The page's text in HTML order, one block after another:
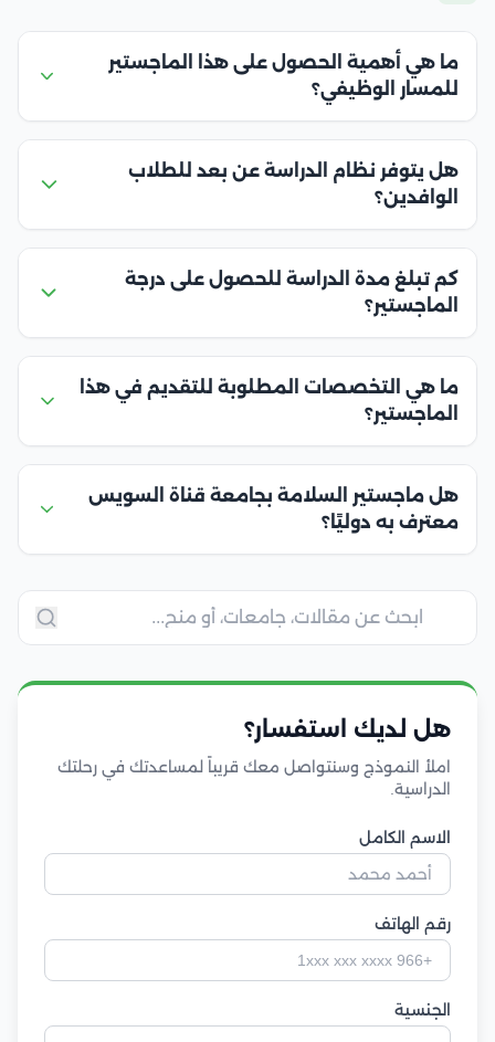
ما هي أهمية الحصول على هذا الماجستير
للمسار الوظيفي؟
هل يتوفر نظام الدراسة عن بعد للطلاب
الوافدين؟
كم تبلغ مدة الدراسة للحصول على درجة
الماجستير؟
ما هي التخصصات المطلوبة للتقديم في هذا
الماجستير؟
هل ماجستير السلامة بجامعة قناة السويس
معترف به دوليًا؟
هل لديك استفسار؟
املأ النموذج وسنتواصل معك قريباً لمساعدتك في رحلتك
الدراسية.
الاسم الكامل
رقم الهاتف
الجنسية